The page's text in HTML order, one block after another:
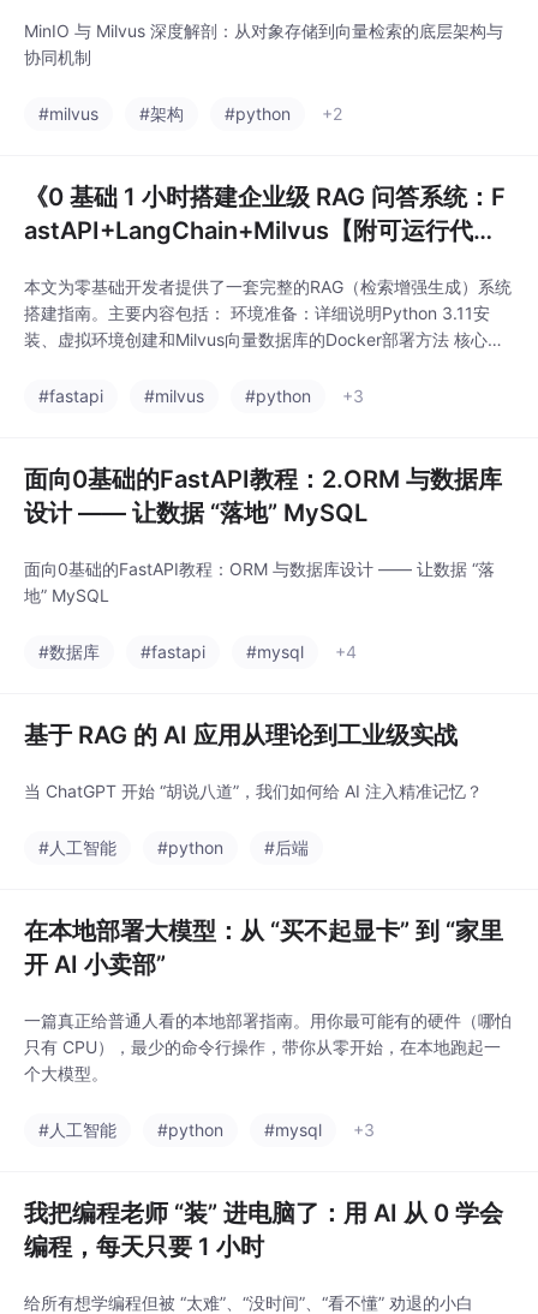
MinIO 与 Milvus 深度解剖：从对象存储到向量检索的底层架构与
协同机制
#milvus #架构 #python +2
《0 基础 1 小时搭建企业级 RAG 问答系统：F
astAPI+LangChain+Milvus【附可运行代码
本文为零基础开发者提供了一套完整的RAG（检索增强生成）系统
搭建指南。主要内容包括： 环境准备：详细说明Python 3.11安
装、虚拟环境创建和Milvus向量数据库的Docker部署方法 核心实
量转换：使用OpenAI的text-embedding-3-small模型 数据存
#fastapi #milvus #python +3
面向0基础的FastAPI教程：2.ORM 与数据库
设计 —— 让数据 “落地” MySQL
面向0基础的FastAPI教程：ORM 与数据库设计 —— 让数据 “落
地” MySQL
#数据库 #fastapi #mysql +4
基于 RAG 的 AI 应用从理论到工业级实战
当 ChatGPT 开始 “胡说八道”，我们如何给 AI 注入精准记忆？
#人工智能 #python #后端
在本地部署大模型：从 “买不起显卡” 到 “家里
开 AI 小卖部”
一篇真正给普通人看的本地部署指南。用你最可能有的硬件（哪怕
只有 CPU），最少的命令行操作，带你从零开始，在本地跑起一
个大模型。
#人工智能 #python #mysql +3
我把编程老师 “装” 进电脑了：用 AI 从 0 学会
编程，每天只要 1 小时
给所有想学编程但被 “太难”、“没时间”、“看不懂” 劝退的小白